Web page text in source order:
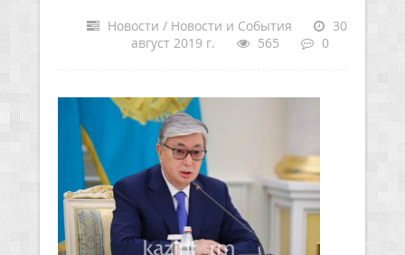
Новости / Новости и События
30
август 2019 г.
565 0